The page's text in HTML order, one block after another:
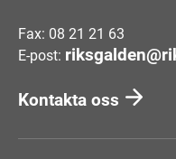
Fax: 08 21 21 63
E-post:
Kontakta oss